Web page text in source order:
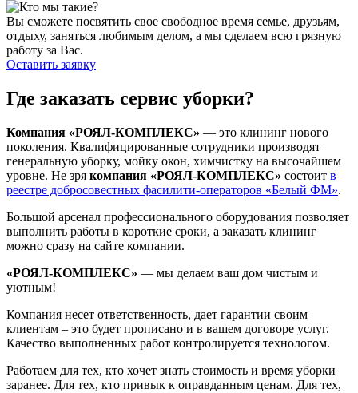
Вы сможете посвятить свое свободное время семье, друзьям,
отдыху, заняться любимым делом, а мы сделаем всю грязную
работу за Вас.
Оставить заявку
Где заказать сервис уборки?
Компания «РОЯЛ-КОМПЛЕКС» — это клининг нового
поколения. Квалифицированные сотрудники производят
генеральную уборку, мойку окон, химчистку на высочайшем
уровне. Не зря компания «РОЯЛ-КОМПЛЕКС» состоит в
реестре добросовестных фасилити-операторов «Белый ФМ».
Большой арсенал профессионального оборудования позволяет
выполнить работы в короткие сроки, а заказать клининг
можно сразу на сайте компании.
«РОЯЛ-КОМПЛЕКС» — мы делаем ваш дом чистым и
уютным!
Компания несет ответственность, дает гарантии своим
клиентам – это будет прописано и в вашем договоре услуг.
Качество выполненных работ контролируется технологом.
Работаем для тех, кто хочет знать стоимость и время уборки
заранее. Для тех, кто привык к оправданным ценам. Для тех,